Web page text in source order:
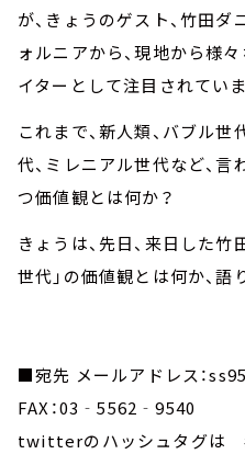
が、きょうのゲスト、竹田
ォルニアから、現地から様
イターとして注目されていま
これまで、新人類、バブル世
代、ミレニアル世代など、言
つ価値観とは何か？
きょうは、先日、来日した竹
世代」の価値観とは何か、語
■宛先 メールアドレス
FAX：03‐5562‐9540
twitterのハッシュタグ